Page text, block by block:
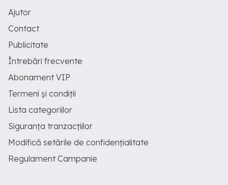
Ajutor
Contact
Publicitate
Întrebări frecvente
Abonament VIP
Termeni și condiții
Lista categoriilor
Siguranța tranzacțiilor
Modifică setările de confidențialitate
Regulament Campanie